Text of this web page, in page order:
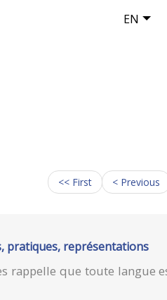
EN
<< First < Previous
pratiques, représentations
rappelle que toute langue